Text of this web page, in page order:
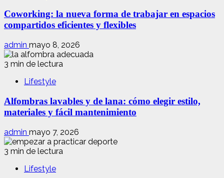
Coworking: la nueva forma de trabajar en espacios
compartidos eficientes y flexibles
admin mayo 8, 2026
3 min de lectura
Lifestyle
Alfombras lavables y de lana: cómo elegir estilo,
materiales y fácil mantenimiento
admin mayo 7, 2026
3 min de lectura
Lifestyle